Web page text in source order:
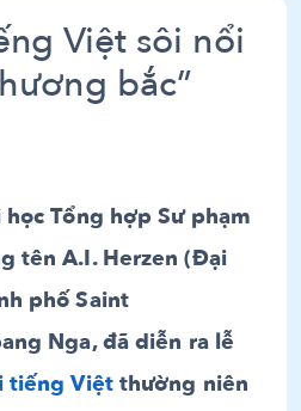
Việt sôi nổi
bắc”
Tổng hợp Sư phạm
tên A.I. Herzen (Đại
phố Saint
Nga, đã diễn ra lễ
tiếng Việtthường niên